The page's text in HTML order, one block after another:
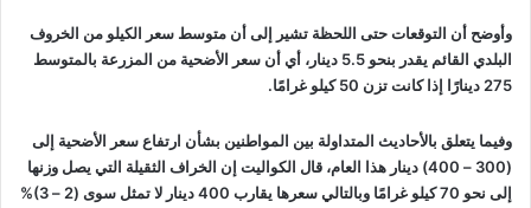
وأوضح أن التوقعات حتى اللحظة تشير إلى أن متوسط سعر الكيلو من الخروف
البلدي القائم يقدر بنحو 5.5 دينار، أي أن سعر الأضحية من المزرعة بالمتوسط
275 دينارًا إذا كانت تزن 50 كيلو غرامًا.
وفيما يتعلق بالأحاديث المتداولة بين المواطنين بشأن ارتفاع سعر الأضحية إلى
(300 – 400) دينار هذا العام، قال الكواليت إن الخراف الثقيلة التي يصل وزنها
إلى نحو 70 كيلو غرامًا وبالتالي سعرها يقارب 400 دينار لا تمثل سوى (2 – 3)%